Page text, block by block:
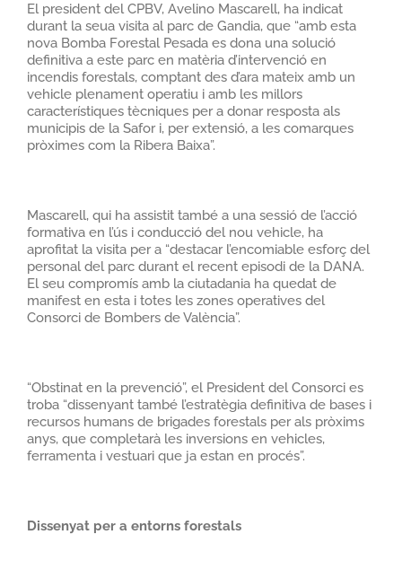
El president del CPBV, Avelino Mascarell, ha indicat
durant la seua visita al parc de Gandia, que “amb esta
nova Bomba Forestal Pesada es dona una solució
definitiva a este parc en matèria d’intervenció en
incendis forestals, comptant des d’ara mateix amb un
vehicle plenament operatiu i amb les millors
característiques tècniques per a donar resposta als
municipis de la Safor i, per extensió, a les comarques
pròximes com la Ribera Baixa”.
Mascarell, qui ha assistit també a una sessió de l’acció
formativa en l’ús i conducció del nou vehicle, ha
aprofitat la visita per a “destacar l’encomiable esforç del
personal del parc durant el recent episodi de la DANA.
El seu compromís amb la ciutadania ha quedat de
manifest en esta i totes les zones operatives del
Consorci de Bombers de València”.
“Obstinat en la prevenció”, el President del Consorci es
troba “dissenyant també l’estratègia definitiva de bases i
recursos humans de brigades forestals per als pròxims
anys, que completarà les inversions en vehicles,
ferramenta i vestuari que ja estan en procés”.
Dissenyat per a entorns forestals